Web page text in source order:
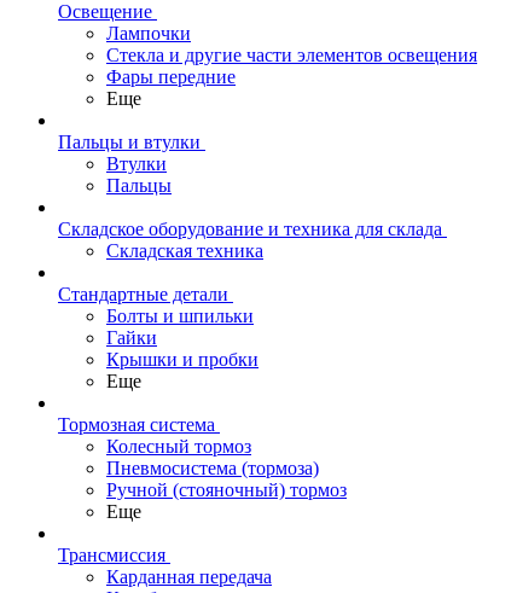
Освещение
Лампочки
Стекла и другие части элементов освещения
Фары передние
Еще
Пальцы и втулки
Втулки
Пальцы
Складское оборудование и техника для склада
Складская техника
Стандартные детали
Болты и шпильки
Гайки
Крышки и пробки
Еще
Тормозная система
Колесный тормоз
Пневмосиcтема (тормоза)
Ручной (стояночный) тормоз
Еще
Трансмиссия
Карданная передача